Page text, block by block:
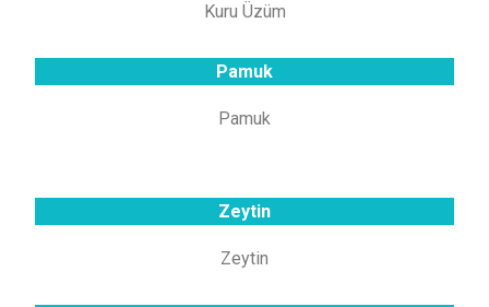
Kuru Üzüm
Pamuk
Pamuk
Zeytin
Zeytin